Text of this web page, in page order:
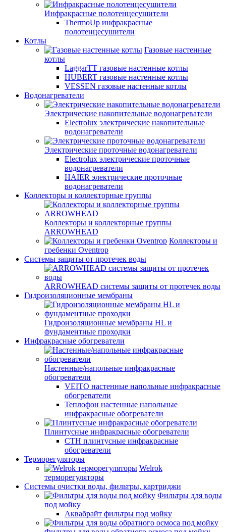
Инфракрасные полотенцесушители
ThermoUp инфракрасные
полотенцесушители
Котлы
Газовые настенные
котлы
LaggarTT газовые настенные котлы
HUBERT газовые настенные котлы
VESSEN газовые настенные котлы
Водонагреватели
Электрические накопительные водонагреватели
Electrolux электрические накопительные
водонагреватели
Электрические проточные водонагреватели
Electrolux электрические проточные
водонагреватели
HAIER электрические проточные
водонагреватели
Коллекторы и коллекторные группы
Коллекторы и коллекторные группы
ARROWHEAD
Коллекторы и
гребенки Oventrop
Системы защиты от протечек воды
ARROWHEAD системы защиты от протечек воды
Гидроизоляционные мембраны
Гидроизоляционные мембраны HL и
фундаментные проходки
Инфракрасные обогреватели
Настенные/напольные инфракрасные
обогреватели
VEITO настенные напольные инфракрасные
обогреватели
Теплофон настенные напольные
инфракрасные обогреватели
Плинтусные инфракрасные обогреватели
СТН плинтусные инфракрасные
обогреватели
Терморегуляторы
Welrok
терморегуляторы
Системы очистки воды, фильтры, картриджи
Фильтры для воды
под мойку
Аквабрайт фильтры под мойку